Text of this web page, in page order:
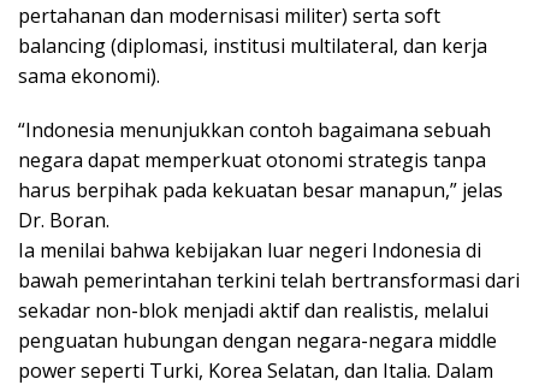
pertahanan dan modernisasi militer) serta soft
balancing (diplomasi, institusi multilateral, dan kerja
sama ekonomi).
“Indonesia menunjukkan contoh bagaimana sebuah
negara dapat memperkuat otonomi strategis tanpa
harus berpihak pada kekuatan besar manapun,” jelas
Dr. Boran.
Ia menilai bahwa kebijakan luar negeri Indonesia di
bawah pemerintahan terkini telah bertransformasi dari
sekadar non-blok menjadi aktif dan realistis, melalui
penguatan hubungan dengan negara-negara middle
power seperti Turki, Korea Selatan, dan Italia. Dalam